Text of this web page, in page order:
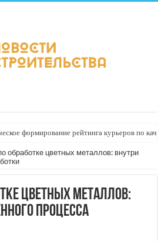
формирование рейтинга курьеров по
обработке цветных металлов: внутри
цветных металлов:
процесса